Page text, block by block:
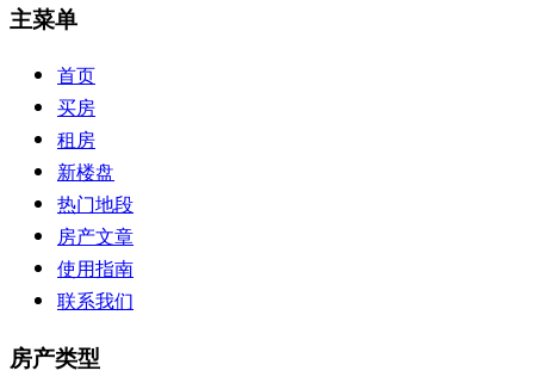
主菜单
首页
买房
租房
新楼盘
热门地段
房产文章
使用指南
联系我们
房产类型